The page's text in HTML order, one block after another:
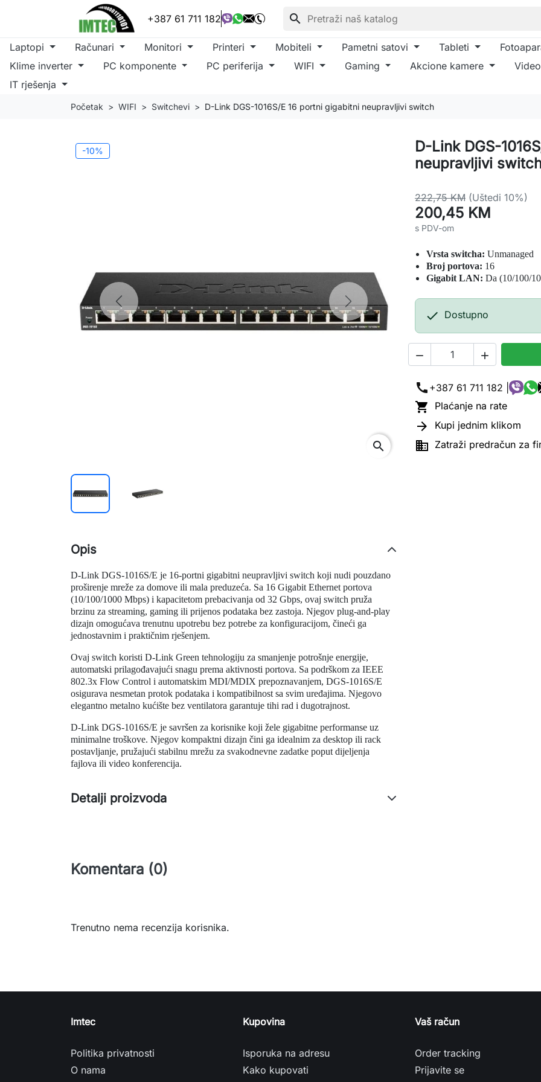
+387 61 711 182 search
Laptopi Računari Monitori Printeri Mobiteli Pametni satovi Tableti
Klime inverter
PC komponente PC periferija WIFI Gaming Akcione kamere
IT rješenja
Početak WIFI Switchevi D-Link DGS-1016S/E 16 portni gigabitni neupravljivi switch
-10%
Previous Next
search
D-Link DGS-
neupravljivi
222,75 KM (Uštedi 10%)
200,45 KM
s PDV-om
Vrsta switcha: Unmanaged
Broj portova: 16
Gigabit LAN: Da (10/100/
 Dostupno
 
call +387 61 711 182 |
 Plaćanje na rate
 Kupi jednim klikom
 Zatraži predračun za
Opis
D-Link DGS-1016S/E je 16-portni gigabitni neupravljivi switch koji nudi pouzdano
proširenje mreže za domove ili mala preduzeća. Sa 16 Gigabit Ethernet portova
(10/100/1000 Mbps) i kapacitetom prebacivanja od 32 Gbps, ovaj switch pruža
brzinu za streaming, gaming ili prijenos podataka bez zastoja. Njegov plug-and-play
dizajn omogućava trenutnu upotrebu bez potrebe za konfiguracijom, čineći ga
jednostavnim i praktičnim rješenjem.
Ovaj switch koristi D-Link Green tehnologiju za smanjenje potrošnje energije,
automatski prilagođavajući snagu prema aktivnosti portova. Sa podrškom za IEEE
802.3x Flow Control i automatskim MDI/MDIX prepoznavanjem, DGS-1016S/E
osigurava nesmetan protok podataka i kompatibilnost sa svim uređajima. Njegovo
elegantno metalno kućište bez ventilatora garantuje tihi rad i dugotrajnost.
D-Link DGS-1016S/E je savršen za korisnike koji žele gigabitne performanse uz
minimalne troškove. Njegov kompaktni dizajn čini ga idealnim za desktop ili rack
postavljanje, pružajući stabilnu mrežu za svakodnevne zadatke poput dijeljenja
fajlova ili video konferencija.
Detalji proizvoda
Komentara (0)
Trenutno nema recenzija korisnika.
Imtec
Politika privatnosti
O nama
Kupovina
Isporuka na adresu
Kako kupovati
Vaš račun
Order tracking
Prijavite se